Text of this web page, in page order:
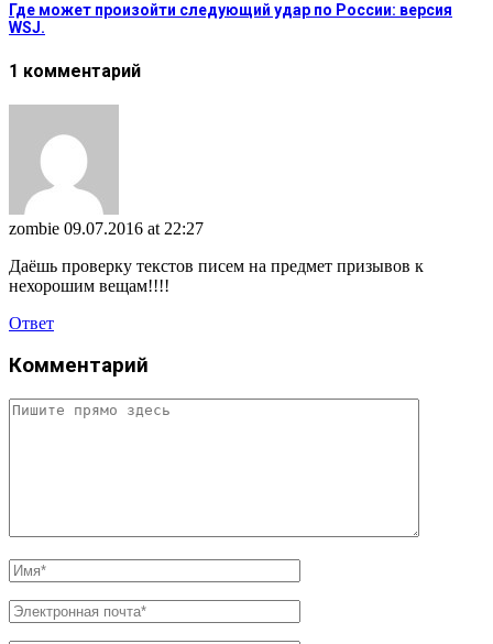
Где может произойти следующий удар по России: версия
WSJ.
1 комментарий
zombie 09.07.2016 at 22:27
Даёшь проверку текстов писем на предмет призывов к
нехорошим вещам!!!!
Ответ
Комментарий